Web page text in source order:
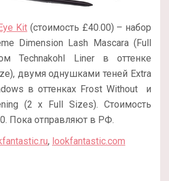
Kit (стоимость £40.00) – набор
Dimension Lash Mascara (Full
Technakohl Liner в оттенке
двумя однушками теней Extra
в оттенках Frost Without
и
(2 x Full Sizes). Стоимость
Пока отправляют в РФ.
, lookfantastic.com